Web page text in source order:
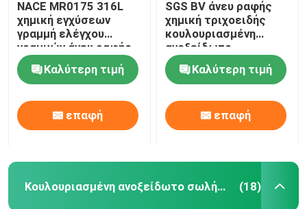
NACE MR0175 316L
χημική εγχύσεων
γραμμή ελέγχου
γραμμών άνευ ραφής
τοποθετημένη σε
κάψαΚαλύτερη τιμή
επαφή
SGS BV άνευ ραφής
χημική τριχοειδής
κουλουριασμένη
ανοξείδωτο
σωλήνωση σπειρών
σωλήνων χάλυβα
εγχύσεων
Καλύτερη τιμή
επαφή
Κουλουριασμένη ανοξείδωτο σωλήνωση (18)